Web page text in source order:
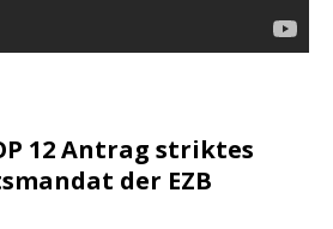
12 Antrag striktes
der EZB